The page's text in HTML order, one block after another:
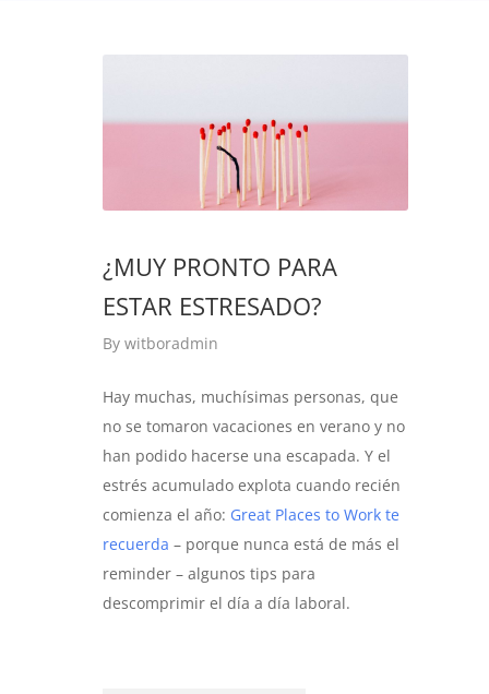
¿MUY PRONTO PARA
ESTAR ESTRESADO?
By witboradmin
Hay muchas, muchísimas personas, que
no se tomaron vacaciones en verano y no
han podido hacerse una escapada. Y el
estrés acumulado explota cuando recién
comienza el año: Great Places to Work te
recuerda – porque nunca está de más el
reminder – algunos tips para
descomprimir el día a día laboral.